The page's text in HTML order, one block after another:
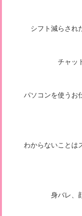
シフト減らされ
チャッ
パソコンを使うお
わからないことは
身バレ、